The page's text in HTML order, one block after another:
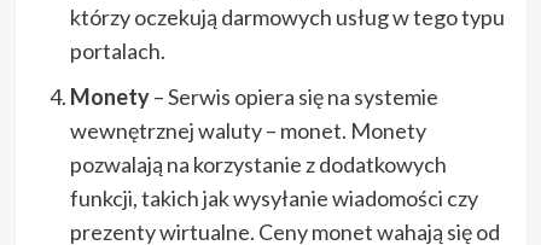
którzy oczekują darmowych usług w tego typu
portalach.
Monety– Serwis opiera się na systemie
wewnętrznej waluty – monet. Monety
pozwalają na korzystanie z dodatkowych
funkcji, takich jak wysyłanie wiadomości czy
prezenty wirtualne. Ceny monet wahają się od